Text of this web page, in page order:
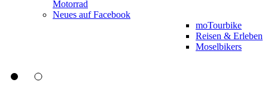
Motorrad
Neues auf Facebook
moTourbike
Reisen & Erleben
Moselbikers